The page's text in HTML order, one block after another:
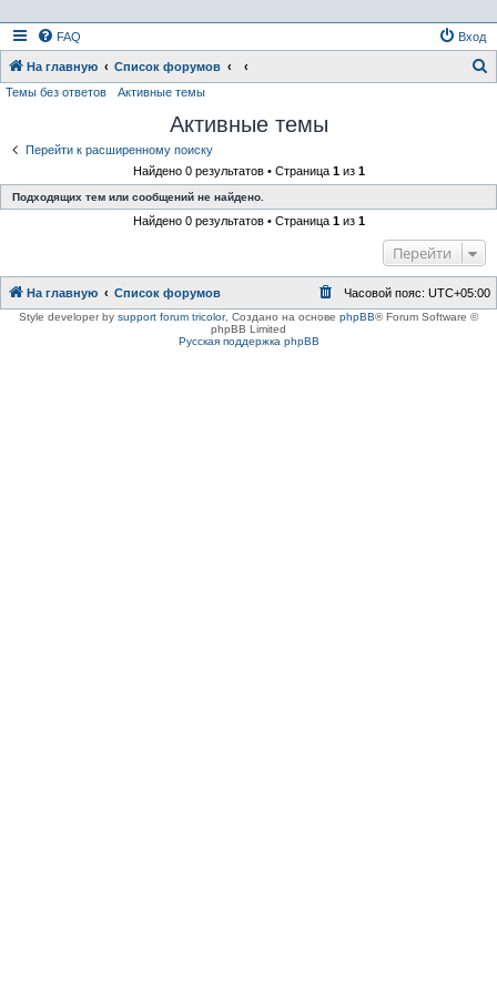
FAQ Вход
На главную Список форумов
Темы без ответов Активные темы
Активные темы
Перейти к расширенному поиску
Найдено 0 результатов • Страница 1из 1
Подходящих тем или сообщений не найдено.
Найдено 0 результатов • Страница 1из 1
Перейти
На главную Список форумов Часовой пояс: UTC+05:00
Style developer by support forum tricolor, Создано на основе phpBB® Forum Software ©
phpBB Limited
Русская поддержка phpBB